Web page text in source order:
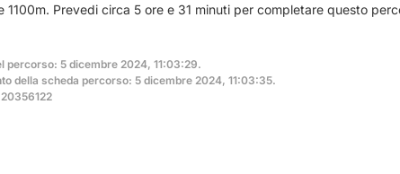
1100m. Prevedi circa 5 ore e 31 minuti per completare questo
percorso: 5 dicembre 2024, 11:03:29.
della scheda percorso: 5 dicembre 2024, 11:03:35.